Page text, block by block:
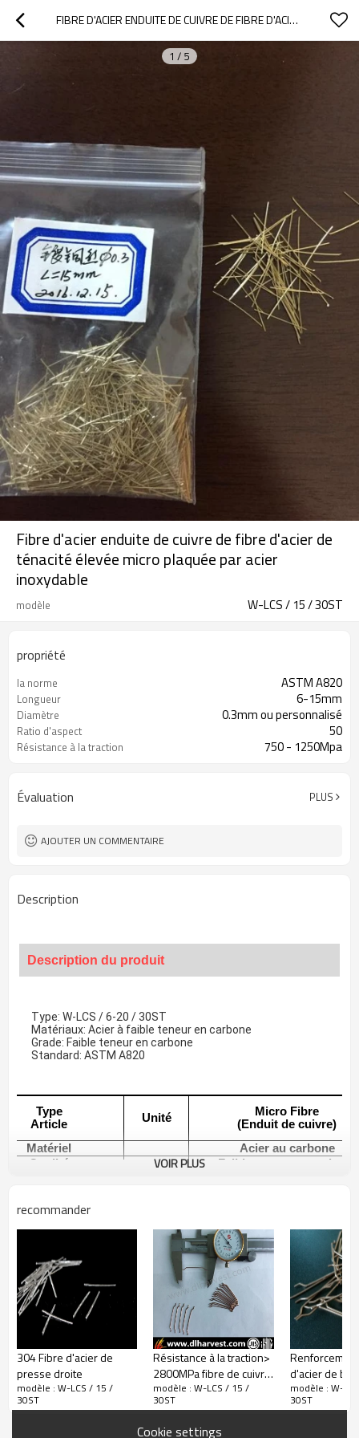
FIBRE D'ACIER ENDUITE DE CUIVRE DE FIBRE D'ACIER DE TÉNACITÉ ÉLEVÉE MICRO PLAQUÉE PAR ACIER INOXYDABLE
1 / 5
Fibre d'acier enduite de cuivre de fibre d'acier de
ténacité élevée micro plaquée par acier
inoxydable
modèle W-LCS / 15 / 30ST
propriété
la norme ASTM A820
Longueur 6-15mm
Diamètre 0.3mm ou personnalisé
Ratio d'aspect 50
Résistance à la traction 750 - 1250Mpa
Évaluation PLUS
AJOUTER UN COMMENTAIRE
Description
Description du produit
Type: W-LCS / 6-20 / 30ST
Matériaux: Acier à faible teneur en carbone
Grade: Faible teneur en carbone
Standard: ASTM A820
Type
Article
Unité
Micro Fibre
(Enduit de cuivre)
Matériel
Acier au carbone
Qualité
Faible teneur en carbone
Diamètre mm
(Sur demande des clients)
Forme
(Sur demande des clients)
Ratio d'aspect
34-78
à la traction
la norme
Utilisation de la méthode
VOIR PLUS
recommander
304 Fibre d'acier de
presse droite
modèle : W-LCS / 15 /
30ST
Résistance à la traction>
2800MPa fibre de cuivre
Micro-enduit
modèle : W-LCS / 15 /
30ST
d'acier de
propriétés du
de
modèle : W-
30ST
Cookie settings